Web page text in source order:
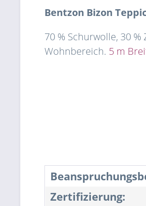
Bentzon Bizon
70 % Schurwolle, 30
Wohnbereich. 5 m
Zertifizierung: